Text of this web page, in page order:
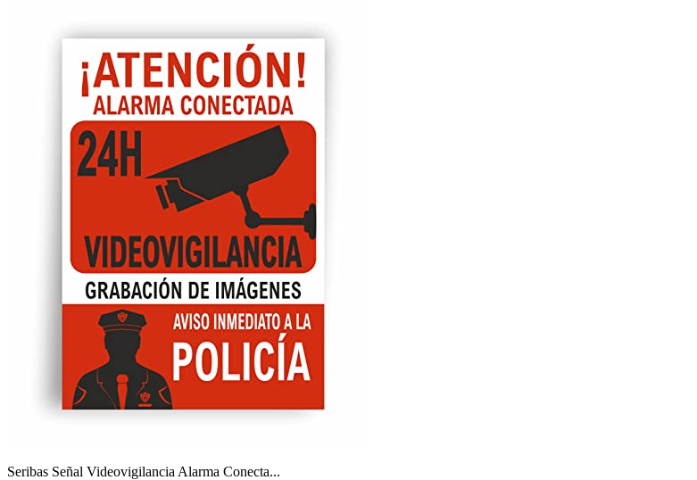
Seribas Señal Videovigilancia Alarma Conecta...